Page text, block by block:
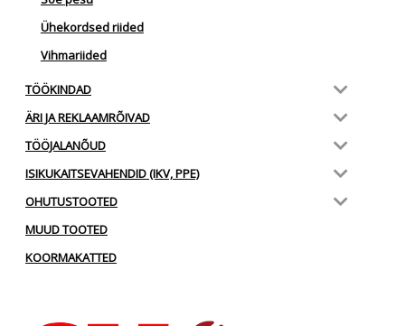
Ühekordsed riided
Vihmariided
TÖÖKINDAD
ÄRI JA REKLAAMRÕIVAD
TÖÖJALANÕUD
ISIKUKAITSEVAHENDID (IKV, PPE)
OHUTUSTOOTED
MUUD TOOTED
KOORMAKATTED